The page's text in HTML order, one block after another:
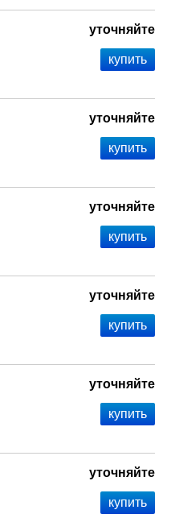
уточняйте
уточняйте
уточняйте
уточняйте
уточняйте
уточняйте